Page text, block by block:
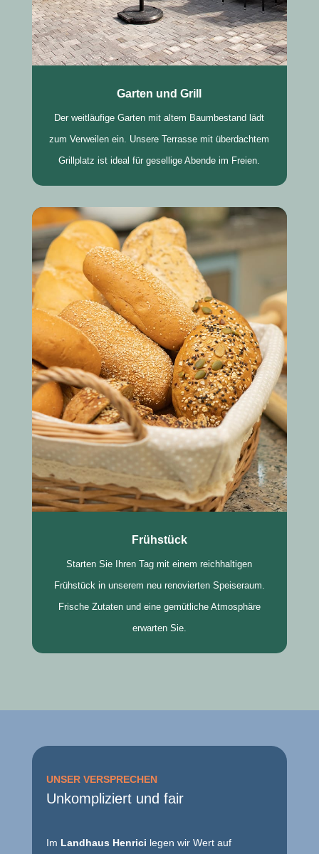
Garten und Grill
Der weitläufige Garten mit altem Baumbestand lädt
zum Verweilen ein. Unsere Terrasse mit überdachtem
Grillplatz ist ideal für gesellige Abende im Freien.
Frühstück
Starten Sie Ihren Tag mit einem reichhaltigen
Frühstück in unserem neu renovierten Speiseraum.
Frische Zutaten und eine gemütliche Atmosphäre
erwarten Sie.
UNSER VERSPRECHEN
Unkompliziert und fair
Im Landhaus Henrici legen wir Wert auf